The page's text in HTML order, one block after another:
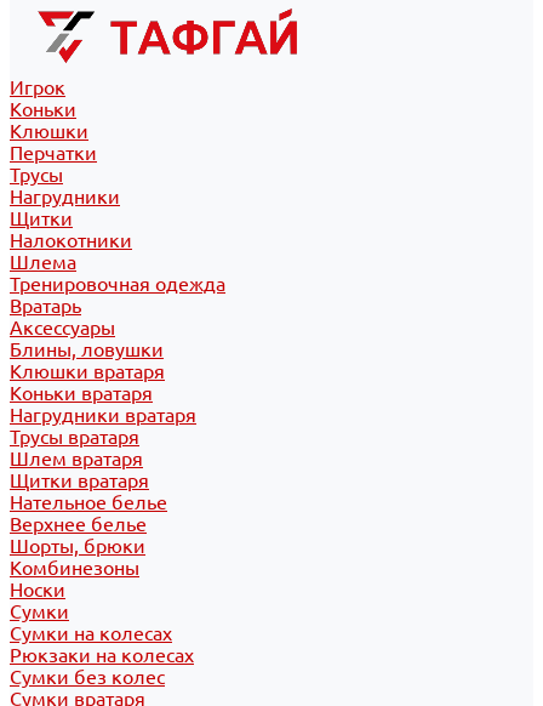
Игрок
Коньки
Клюшки
Перчатки
Трусы
Нагрудники
Щитки
Налокотники
Шлема
Тренировочная одежда
Вратарь
Аксессуары
Блины, ловушки
Клюшки вратаря
Коньки вратаря
Нагрудники вратаря
Трусы вратаря
Шлем вратаря
Щитки вратаря
Нательное белье
Верхнее белье
Шорты, брюки
Комбинезоны
Носки
Сумки
Сумки на колесах
Рюкзаки на колесах
Сумки без колес
Сумки вратаря